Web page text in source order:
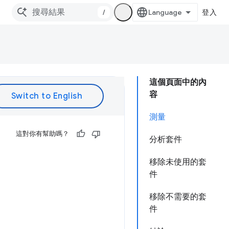
/ 登入
這個頁面中的內
容
測量
分析套件
移除未使用的套
件
移除不需要的套
件
這對你有幫助嗎？